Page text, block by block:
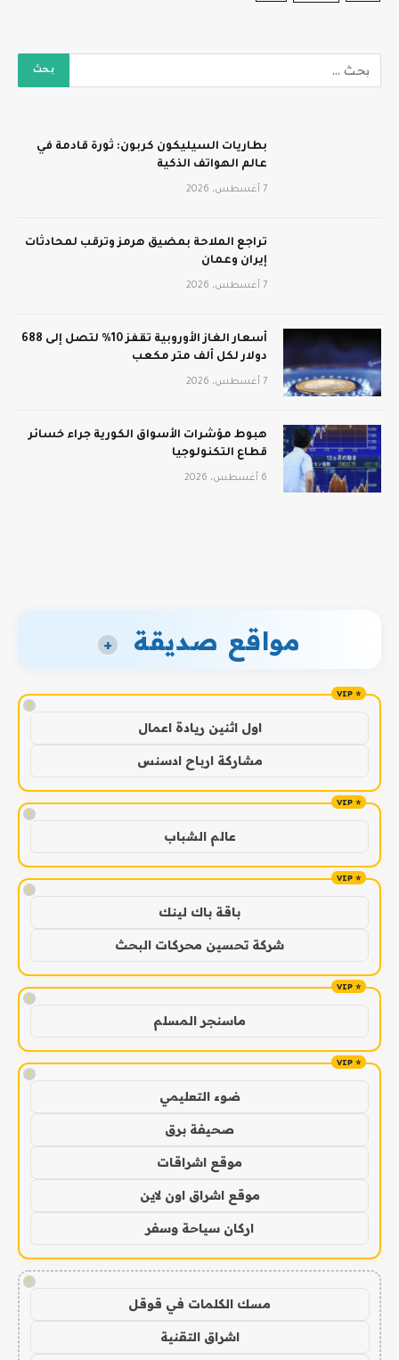
بطاريات السيليكون كربون: ثورة قادمة في
عالم الهواتف الذكية
7 أغسطس، 2026
تراجع الملاحة بمضيق هرمز وترقب لمحادثات
إيران وعمان
7 أغسطس، 2026
أسعار الغاز الأوروبية تقفز 10% لتصل إلى 688
دولار لكل ألف متر مكعب
7 أغسطس، 2026
هبوط مؤشرات الأسواق الكورية جراء خسائر
قطاع التكنولوجيا
6 أغسطس، 2026
مواقع صديقة +
!
اول اثنين ريادة اعمال
مشاركة ارباح ادسنس
!
عالم الشباب
!
باقة باك لينك
شركة تحسين محركات البحث
!
ماسنجر المسلم
!
ضوء التعليمي
صحيفة برق
موقع اشراقات
موقع اشراق اون لاين
اركان سياحة وسفر
!
مسك الكلمات في قوقل
اشراق التقنية